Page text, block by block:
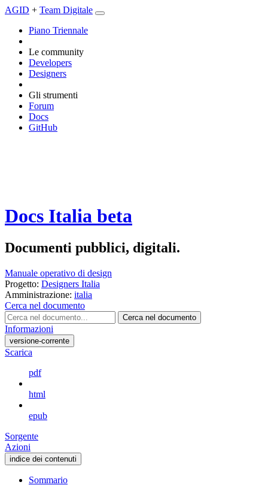
AGID + Team Digitale
Piano Triennale
Le community
Developers
Designers
Gli strumenti
Forum
Docs
GitHub
Docs Italia beta
Documenti pubblici, digitali.
Manuale operativo di design
Progetto: Designers Italia
Amministrazione: italia
Cerca nel documento
Cerca nel documento
Informazioni
versione-corrente
Scarica
pdf
html
epub
Sorgente
Azioni
indice dei contenuti
Sommario